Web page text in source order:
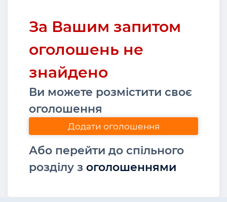
За Вашим запитом
оголошень не
знайдено
Ви можете розмістити своє
оголошення
Додати оголошення
Або перейти до спільного
розділу з оголошеннями